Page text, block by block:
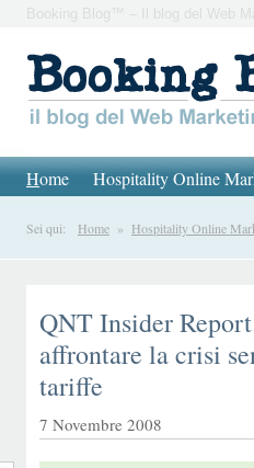
Booking Blog™ – Il blog del Web
Home Hospitality Online
Sei qui: Home » Hospitality Online
QNT Insider
affrontare la crisi
tariffe
7 Novembre 2008